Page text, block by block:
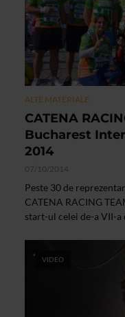
ALTE MATERIALE
CATENA
Bucharest
2014
07/10/2014
Peste 30 de
CATENA RACING
start-ul celei de-a VII-
VIDEO